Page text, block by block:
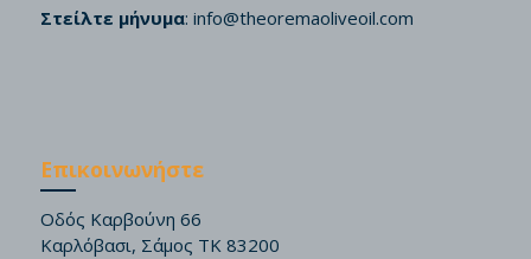
Στείλτε μήνυμα: info@theoremaoliveoil.com
Επικοινωνήστε
Οδός Καρβούνη 66
Καρλόβασι, Σάμος ΤΚ 83200